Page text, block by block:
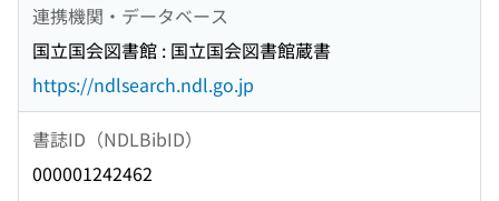
連携機関・データベース
国立国会図書館 : 国立国会図書館蔵書
https://ndlsearch.ndl.go.jp
書誌ID（NDLBibID）
000001242462